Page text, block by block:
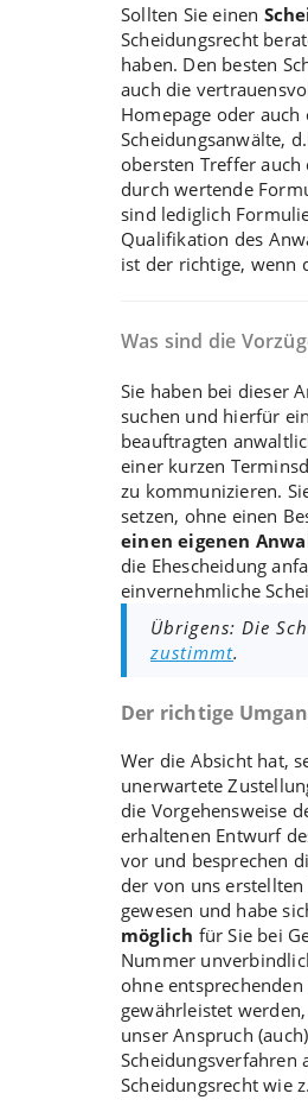
Sollten Sie einen
Scheidungsrecht
haben. Den besten
auch die
Homepage oder
Scheidungsanwälte,
obersten Treffer auch
durch wertende
sind lediglich
Qualifikation des
ist der richtige, wenn
Was sind die
Sie haben bei dieser
suchen und hierfür
beauftragten
einer kurzen
zu kommunizieren.
setzen, ohne einen
einen eigenen
die Ehescheidung
einvernehmliche
Übrigens: Die
zustimmt.
Der richtige
Wer die Absicht hat,
unerwartete
die Vorgehensweise
erhaltenen Entwurf
vor und besprechen
der von uns
gewesen und habe
möglich für Sie bei
Nummer
ohne
gewährleistet
unser Anspruch
Scheidungsverfahren
Scheidungsrecht wie